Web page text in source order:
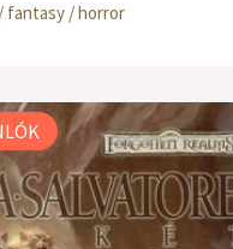
fantasy / horror